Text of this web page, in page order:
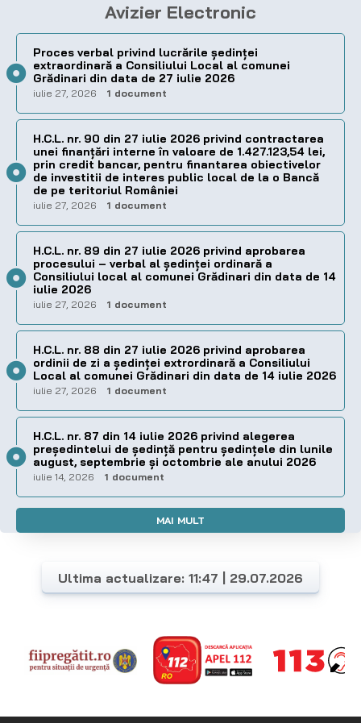
Avizier Electronic
Proces verbal privind lucrările ședinței
extraordinară a Consiliului Local al comunei
Grădinari din data de 27 iulie 2026
iulie 27, 2026 1 document
H.C.L. nr. 90 din 27 iulie 2026 privind contractarea
unei finanțări interne în valoare de 1.427.123,54 lei,
prin credit bancar, pentru finantarea obiectivelor
de investitii de interes public local de la o Bancă
de pe teritoriul României
iulie 27, 2026 1 document
H.C.L. nr. 89 din 27 iulie 2026 privind aprobarea
procesului – verbal al şedinţei ordinară a
Consiliului local al comunei Grădinari din data de 14
iulie 2026
iulie 27, 2026 1 document
H.C.L. nr. 88 din 27 iulie 2026 privind aprobarea
ordinii de zi a şedinţei extrordinară a Consiliului
Local al comunei Grădinari din data de 14 iulie 2026
iulie 27, 2026 1 document
H.C.L. nr. 87 din 14 iulie 2026 privind alegerea
preşedintelui de şedinţă pentru ședințele din lunile
august, septembrie și octombrie ale anului 2026
iulie 14, 2026 1 document
MAI MULT
Ultima actualizare: 11:47 | 29.07.2026